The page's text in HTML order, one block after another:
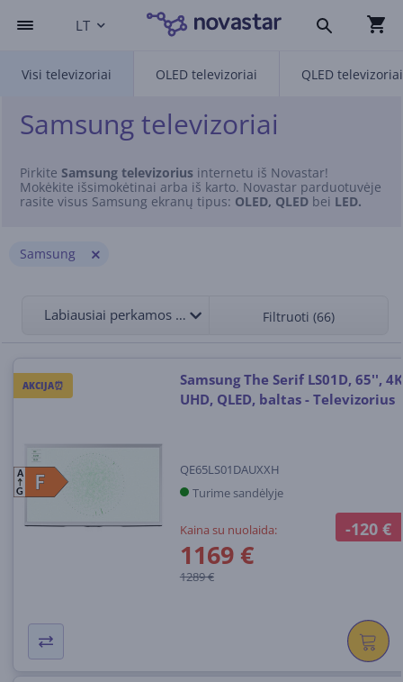
LT
Visi televizoriai OLED televizoriai QLED televizoriai
Samsung televizoriai
Pirkite Samsung televizorius internetu iš Novastar!
Mokėkite išsimokėtinai arba iš karto. Novastar parduotuvėje
rasite visus Samsung ekranų tipus: OLED, QLED bei LED.
Samsung
Labiausiai perkamos viršuje Filtruoti (66)
AKCIJA⏰
-120 €
F
F
A
G
Samsung The Serif LS01D, 65'', 4K
UHD, QLED, baltas - Televizorius
QE65LS01DAUXXH
Turime sandėlyje
Kaina su nuolaida:
1169 €
1289 €